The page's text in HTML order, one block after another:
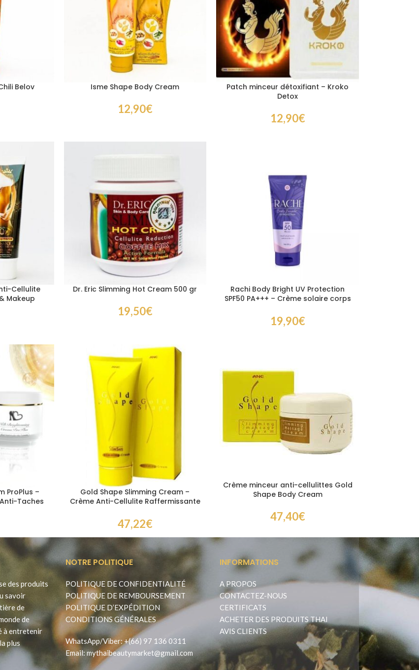
Belov Isme Shape Body Cream
12,90€
Patch minceur détoxifiant – Kroko
Detox
12,90€
Cellulite
Makeup
Dr. Eric Slimming Hot Cream 500 gr
19,50€
Rachi Body Bright UV Protection
SPF50 PA+++ – Crème solaire corps
lumineuse 80 ml
19,90€
ProPlus –
Taches
Gold Shape Slimming Cream –
Crème Anti-Cellulite Raffermissante
47,22€
Crème minceur anti-cellulittes Gold
Shape Body Cream
47,40€
des produits
savoir
de
de
à entretenir
plus
NOTRE POLITIQUE
POLITIQUE DE CONFIDENTIALITÉ
POLITIQUE DE REMBOURSEMENT
POLITIQUE D’EXPÉDITION
CONDITIONS GÉNÉRALES
WhatsApp/Viber: +(66) 97 136 0311
Email: mythaibeautymarket@gmail.com
INFORMATIONS
A PROPOS
CONTACTEZ-NOUS
CERTIFICATS
ACHETER DES PRODUITS THAI
AVIS CLIENTS